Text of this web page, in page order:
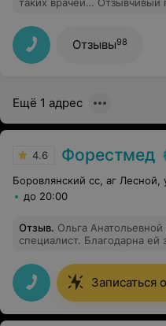
Отзывы98
Ещё 1 адрес
4.6 Форестмед
Боровлянский сс, аг Лесной,
до 20:00
Отзыв. Ольга
специалист. Благодарна ей
беременности. Искренне
Очень нежно проводит
Записаться